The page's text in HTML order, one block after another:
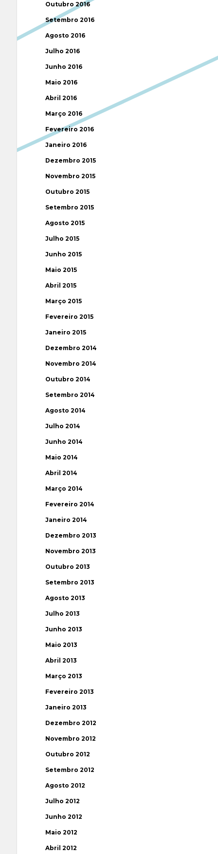
Outubro 2016
Setembro 2016
Agosto 2016
Julho 2016
Junho 2016
Maio 2016
Abril 2016
Março 2016
Fevereiro 2016
Janeiro 2016
Dezembro 2015
Novembro 2015
Outubro 2015
Setembro 2015
Agosto 2015
Julho 2015
Junho 2015
Maio 2015
Abril 2015
Março 2015
Fevereiro 2015
Janeiro 2015
Dezembro 2014
Novembro 2014
Outubro 2014
Setembro 2014
Agosto 2014
Julho 2014
Junho 2014
Maio 2014
Abril 2014
Março 2014
Fevereiro 2014
Janeiro 2014
Dezembro 2013
Novembro 2013
Outubro 2013
Setembro 2013
Agosto 2013
Julho 2013
Junho 2013
Maio 2013
Abril 2013
Março 2013
Fevereiro 2013
Janeiro 2013
Dezembro 2012
Novembro 2012
Outubro 2012
Setembro 2012
Agosto 2012
Julho 2012
Junho 2012
Maio 2012
Abril 2012